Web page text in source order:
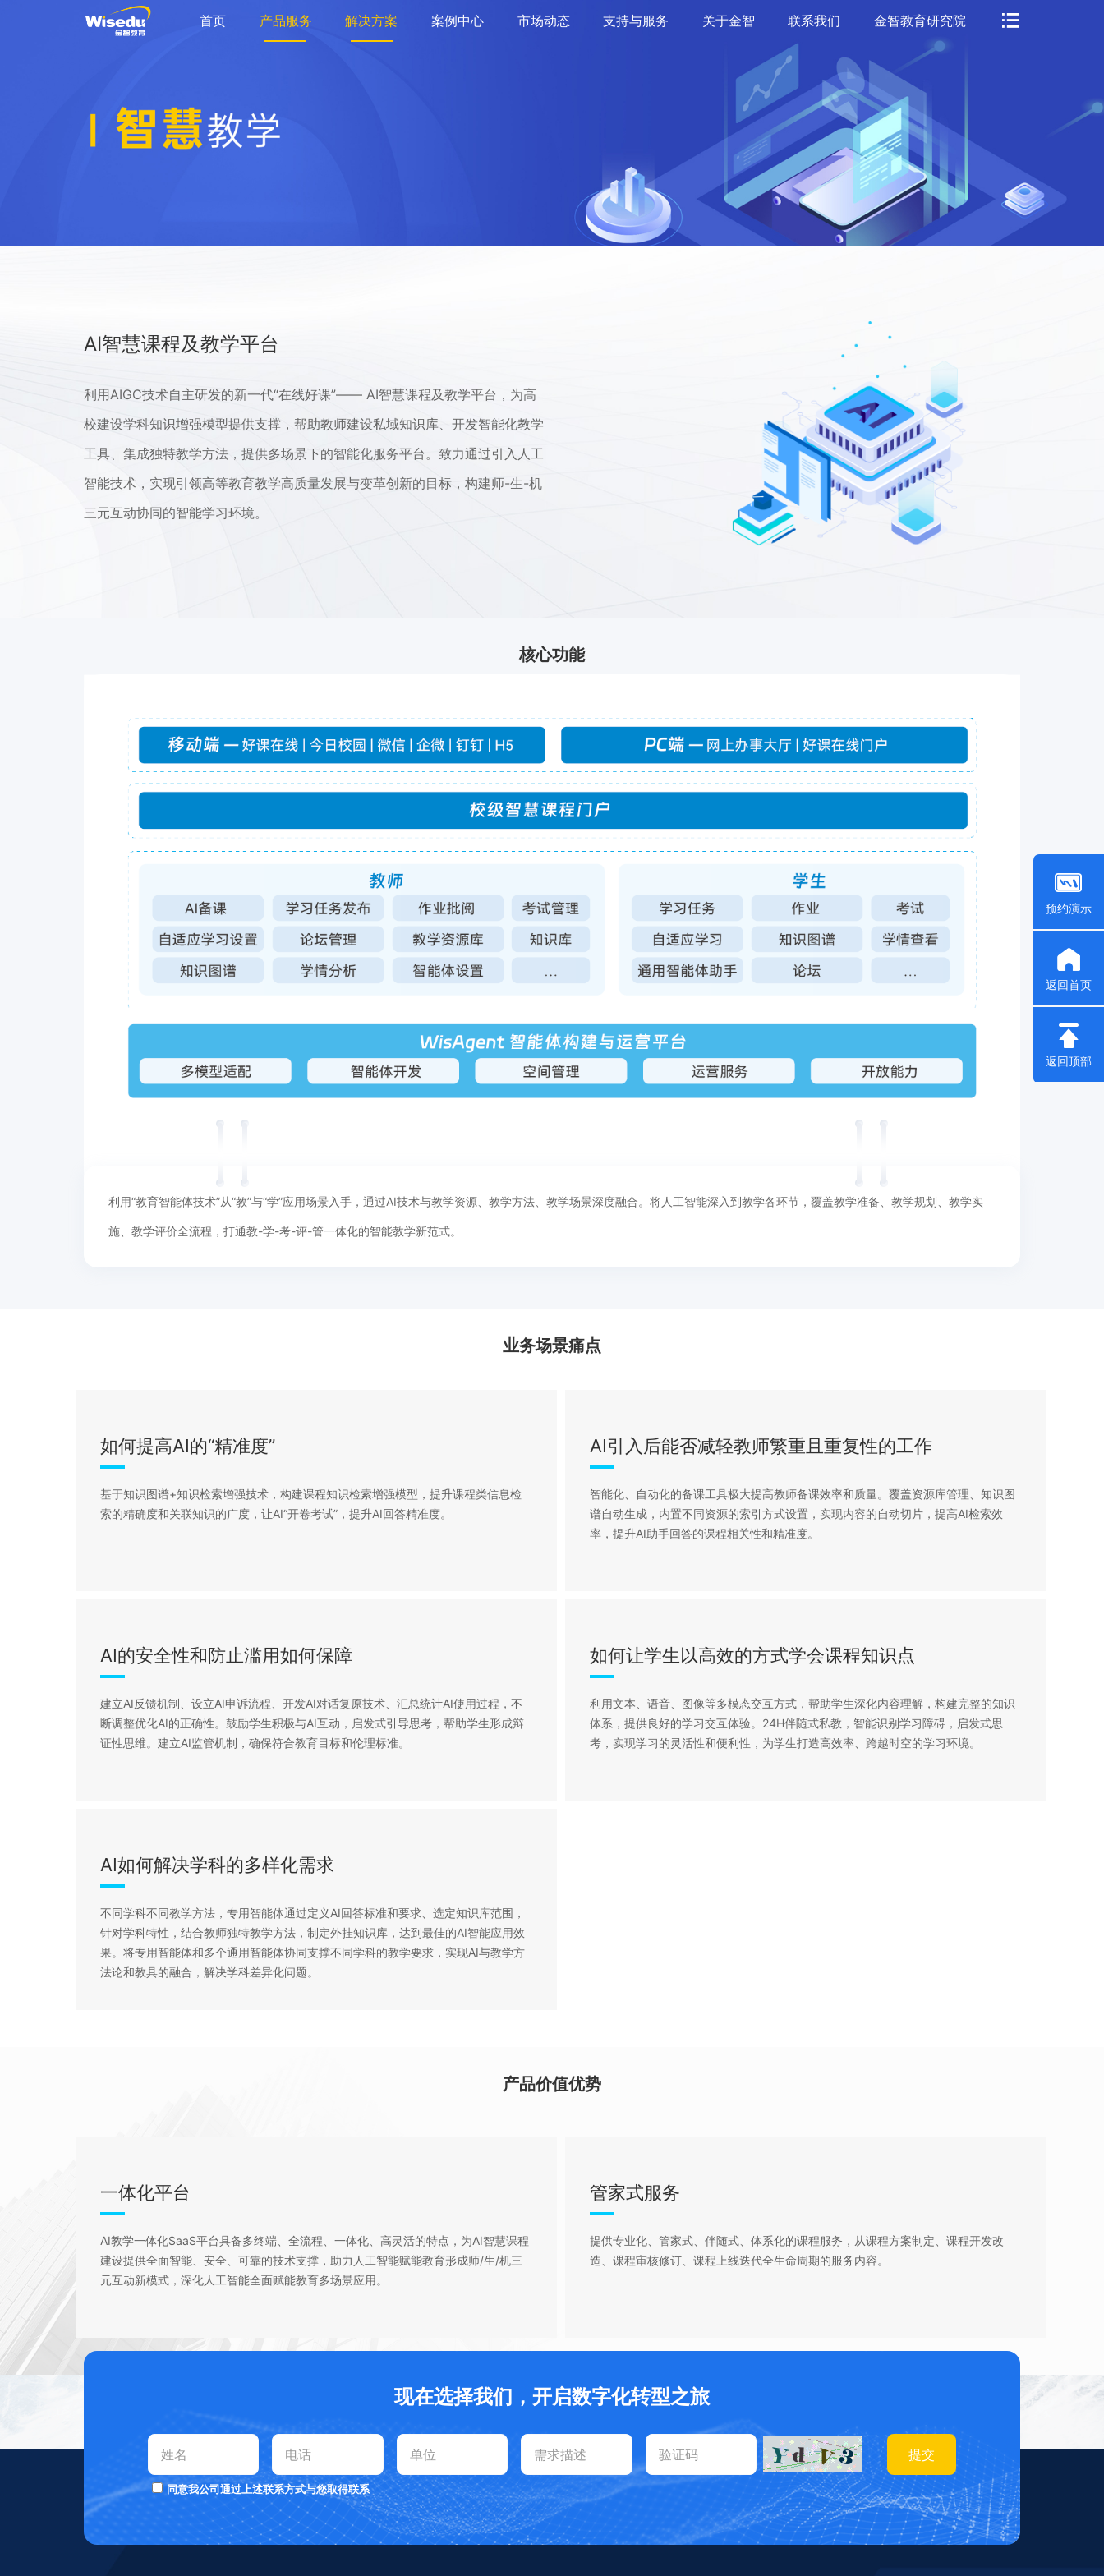
首页 产品服务 解决方案 案例中心 市场动态 支持与服务 关于金智 联系我们 金智教育研究院
AI智慧课程及教学平台
利用AIGC技术自主研发的新一代“在线好课”—— AI智慧课程及教学平台，为高
校建设学科知识增强模型提供支撑，帮助教师建设私域知识库、开发智能化教学
工具、集成独特教学方法，提供多场景下的智能化服务平台。致力通过引入人工
智能技术，实现引领高等教育教学高质量发展与变革创新的目标，构建师-生-机
三元互动协同的智能学习环境。
核心功能
利用“教育智能体技术”从“教”与“学”应用场景入手，通过AI技术与教学资源、教学方法、教学场景深度融合。将人工智能深入到教学各环节，覆盖教学准备、教学规划、教学实
施、教学评价全流程，打通教-学-考-评-管一体化的智能教学新范式。
业务场景痛点
如何提高AI的“精准度”
基于知识图谱+知识检索增强技术，构建课程知识检索增强模型，提升课程类信息检
索的精确度和关联知识的广度，让AI“开卷考试”，提升AI回答精准度。
AI引入后能否减轻教师繁重且重复性的工作
智能化、自动化的备课工具极大提高教师备课效率和质量。覆盖资源库管理、知识图
谱自动生成，内置不同资源的索引方式设置，实现内容的自动切片，提高AI检索效
率，提升AI助手回答的课程相关性和精准度。
AI的安全性和防止滥用如何保障
建立AI反馈机制、设立AI申诉流程、开发AI对话复原技术、汇总统计AI使用过程，不
断调整优化AI的正确性。鼓励学生积极与AI互动，启发式引导思考，帮助学生形成辩
证性思维。建立AI监管机制，确保符合教育目标和伦理标准。
如何让学生以高效的方式学会课程知识点
利用文本、语音、图像等多模态交互方式，帮助学生深化内容理解，构建完整的知识
体系，提供良好的学习交互体验。24H伴随式私教，智能识别学习障碍，启发式思
考，实现学习的灵活性和便利性，为学生打造高效率、跨越时空的学习环境。
AI如何解决学科的多样化需求
不同学科不同教学方法，专用智能体通过定义AI回答标准和要求、选定知识库范围，
针对学科特性，结合教师独特教学方法，制定外挂知识库，达到最佳的AI智能应用效
果。将专用智能体和多个通用智能体协同支撑不同学科的教学要求，实现AI与教学方
法论和教具的融合，解决学科差异化问题。
产品价值优势
一体化平台
AI教学一体化SaaS平台具备多终端、全流程、一体化、高灵活的特点，为AI智慧课程
建设提供全面智能、安全、可靠的技术支撑，助力人工智能赋能教育形成师/生/机三
元互动新模式，深化人工智能全面赋能教育多场景应用。
管家式服务
提供专业化、管家式、伴随式、体系化的课程服务，从课程方案制定、课程开发改
造、课程审核修订、课程上线迭代全生命周期的服务内容。
预约演示
返回首页
返回顶部
现在选择我们，开启数字化转型之旅
提交
同意我公司通过上述联系方式与您取得联系